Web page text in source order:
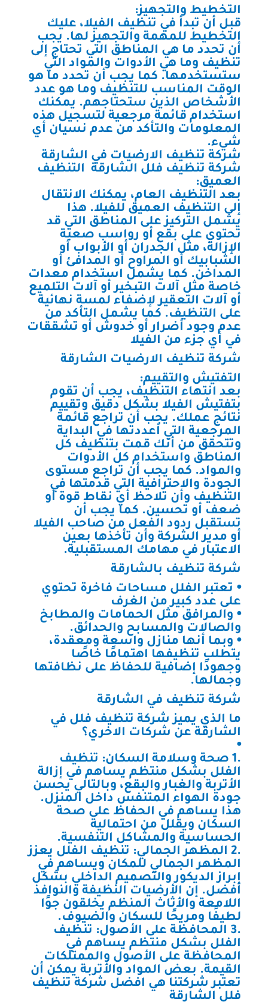
التخطيط والتجهيز:
قبل أن تبدأ في تنظيف الفيلا، عليك
التخطيط للمهمة والتجهيز لها. يجب
أن تحدد ما هي المناطق التي تحتاج إلى
تنظيف وما هي الأدوات والمواد التي
ستستخدمها. كما يجب أن تحدد ما هو
الوقت المناسب للتنظيف وما هو عدد
الأشخاص الذين ستحتاجهم. يمكنك
استخدام قائمة مرجعية لتسجيل هذه
المعلومات والتأكد من عدم نسيان أي
شيء.
شركة تنظيف الارضيات في الشارقة
شركة تنظيف فلل الشارقة التنظيف
العميق:
بعد التنظيف العام، يمكنك الانتقال
إلى التنظيف العميق للفيلا. هذا
يشمل التركيز على المناطق التي قد
تحتوي على بقع أو رواسب صعبة
الإزالة، مثل الجدران أو الأبواب أو
الشبابيك أو المراوح أو المدافئ أو
المداخن. كما يشمل استخدام معدات
خاصة مثل آلات التبخير أو آلات التلميع
أو آلات التعقير لإضفاء لمسة نهائية
على التنظيف. كما يشمل التأكد من
عدم وجود أضرار أو خدوش أو تشققات
في أي جزء من الفيلا
شركة تنظيف الارضيات الشارقة
التفتيش والتقييم:
بعد انتهاء التنظيف، يجب أن تقوم
بتفتيش الفيلا بشكل دقيق وتقييم
نتائج عملك. يجب أن تراجع قائمة
المرجعية التي أعددتها في البداية
وتتحقق من أنك قمت بتنظيف كل
المناطق واستخدام كل الأدوات
والمواد. كما يجب أن تراجع مستوى
الجودة والاحترافية التي قدمتها في
التنظيف وأن تلاحظ أي نقاط قوة أو
ضعف أو تحسين. كما يجب أن
تستقبل ردود الفعل من صاحب الفيلا
أو مدير الشركة وأن تأخذها بعين
الاعتبار في مهامك المستقبلية.
شركة تنظيف بالشارقة
⦁ تعتبر الفلل مساحات فاخرة تحتوي
على عدد كبير من الغرف
⦁ والمرافق مثل الحمامات والمطابخ
والصالات والمسابح والحدائق.
⦁ وبما أنها منازل واسعة ومعقدة،
يتطلب تنظيفها اهتمامًا خاصًا
وجهودًا إضافية للحفاظ على نظافتها
وجمالها.
شركة تنظيف في الشارقة
ما الذي يميز شركة تنظيف فلل في
الشارقة عن شركات الاخري؟
⦁
.1 صحة وسلامة السكان: تنظيف
الفلل بشكل منتظم يساهم في إزالة
الأتربة والغبار والبقع، وبالتالي يحسن
جودة الهواء المتنفس داخل المنزل.
هذا يساهم في الحفاظ على صحة
السكان ويقلل من احتمالية
الحساسية والمشاكل التنفسية.
.2 المظهر الجمالي: تنظيف الفلل يعزز
المظهر الجمالي للمكان ويساهم في
إبراز الديكور والتصميم الداخلي بشكل
أفضل. إن الأرضيات النظيفة والنوافذ
اللامعة والأثاث المنظم يخلقون جوًا
لطيفًا ومريحًا للسكان والضيوف.
.3 المحافظة على الأصول: تنظيف
الفلل بشكل منتظم يساهم في
المحافظة على الأصول والممتلكات
القيمة. بعض المواد والأتربة يمكن أن
تعتبر شركتنا هي افضل شركة تنظيف
فلل الشارقة